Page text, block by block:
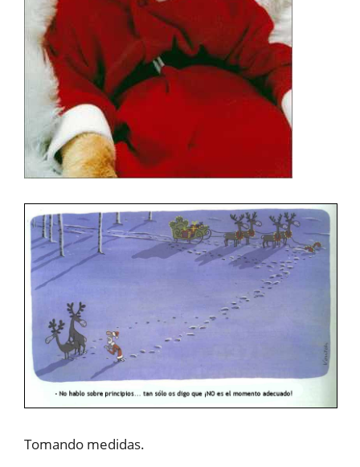
Tomando medidas.